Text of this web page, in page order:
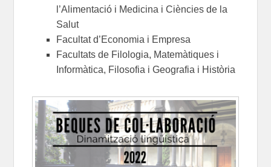
l’Alimentació i Medicina i Ciències de la
Salut
Facultat d’Economia i Empresa
Facultats de Filologia, Matemàtiques i
Informàtica, Filosofia i Geografia i Història